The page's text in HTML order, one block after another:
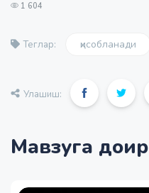
1 604
Теглар: ҳисобланади
Улашиш:
Мавзуга доир